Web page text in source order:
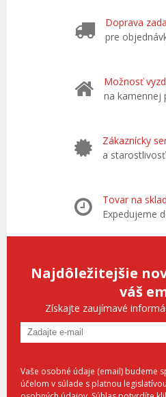
Doprava
pre
Možnosť
na kamennej
Zákaznícky
a starostlivosť
Tovar na
Expedujeme
Najdôležitejšie
váš
Získajte zaujímavé
Vaše osobné údaje (email) budeme
účelom v súlade s platnou